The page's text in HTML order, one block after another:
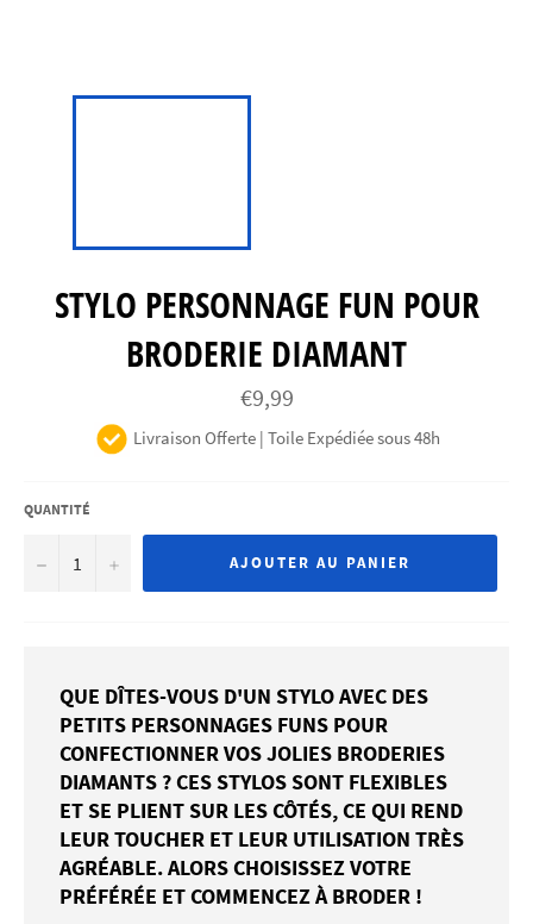
STYLO PERSONNAGE FUN POUR
BRODERIE DIAMANT
Prix
régulier
€9,99
Livraison Offerte | Toile Expédiée sous 48h
QUANTITÉ
− + AJOUTER AU PANIER
QUE DÎTES-VOUS D'UN STYLO AVEC DES
PETITS PERSONNAGES FUNS POUR
CONFECTIONNER VOS JOLIES BRODERIES
DIAMANTS ? CES STYLOS SONT FLEXIBLES
ET SE PLIENT SUR LES CÔTÉS, CE QUI REND
LEUR TOUCHER ET LEUR UTILISATION TRÈS
AGRÉABLE. ALORS CHOISISSEZ VOTRE
PRÉFÉRÉE ET COMMENCEZ À BRODER !